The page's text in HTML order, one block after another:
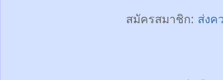
สมัครสมาชิก: ส่งค